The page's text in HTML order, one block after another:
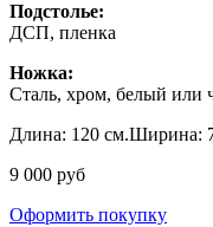
Подстолье:
ДСП, пленка
Ножка:
Сталь, хром, белый или
Длина: 120 см.Ширина:
9 000 руб
Оформить покупку